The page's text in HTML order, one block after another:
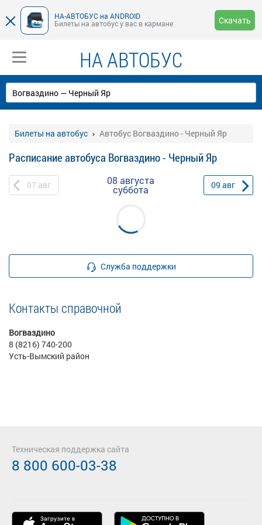
НА-АВТОБУС на ANDROID
Билеты на автобус у вас в кармане
Скачать
НА АВТОБУС
Билеты на автобус Автобус Вогваздино - Черный Яр
Расписание автобуса Вогваздино - Черный Яр
07 авг 08 августа
суббота 09 авг
Служба поддержки
Контакты справочной
Вогваздино
8 (8216) 740-200
Усть-Вымский район
Техническая поддержка сайта
8 800 600-03-38